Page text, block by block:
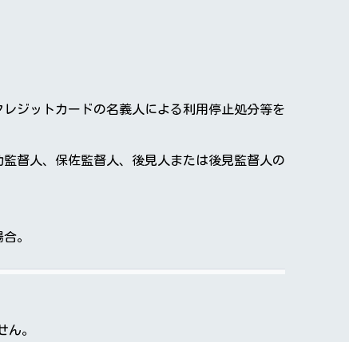
ジットカードの名義人による利用停止処分等を
督人、保佐監督人、後見人または後見監督人の
。
ん。